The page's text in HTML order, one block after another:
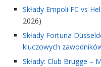
Składy Empoli FC vs
2026)
Składy Fortuna
kluczowych
Składy: Club Brugge –